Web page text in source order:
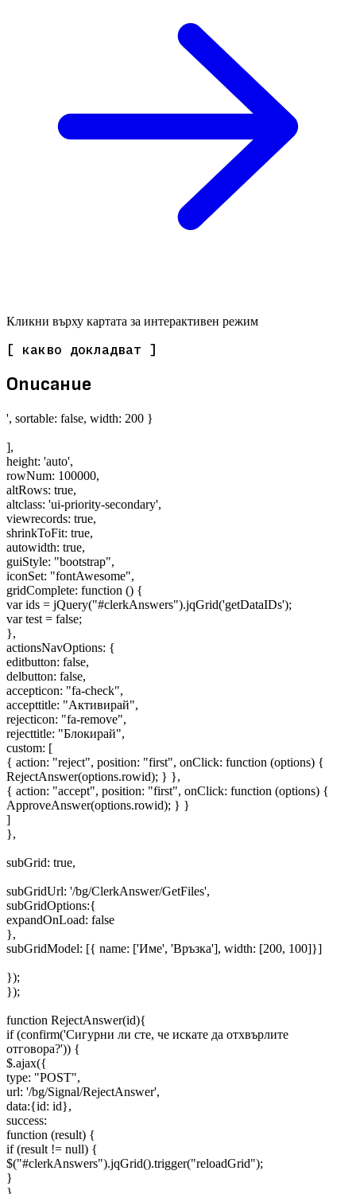
Кликни върху картата за интерактивен режим
[ какво докладват ]
Описание
', sortable: false, width: 200 }
],
height: 'auto',
rowNum: 100000,
altRows: true,
altclass: 'ui-priority-secondary',
viewrecords: true,
shrinkToFit: true,
autowidth: true,
guiStyle: "bootstrap",
iconSet: "fontAwesome",
gridComplete: function () {
var ids = jQuery("#clerkAnswers").jqGrid('getDataIDs');
var test = false;
},
actionsNavOptions: {
editbutton: false,
delbutton: false,
accepticon: "fa-check",
accepttitle: "Активирай",
rejecticon: "fa-remove",
rejecttitle: "Блокирай",
custom: [
{ action: "reject", position: "first", onClick: function (options) {
RejectAnswer(options.rowid); } },
{ action: "accept", position: "first", onClick: function (options) {
ApproveAnswer(options.rowid); } }
]
},
subGrid: true,
subGridUrl: '/bg/ClerkAnswer/GetFiles',
subGridOptions:{
expandOnLoad: false
},
subGridModel: [{ name: ['Име', 'Връзка'], width: [200, 100]}]
});
});
function RejectAnswer(id){
if (confirm('Сигурни ли сте, че искате да отхвърлите
отговора?')) {
$.ajax({
type: "POST",
url: '/bg/Signal/RejectAnswer',
data:{id: id},
success:
function (result) {
if (result != null) {
$("#clerkAnswers").jqGrid().trigger("reloadGrid");
}